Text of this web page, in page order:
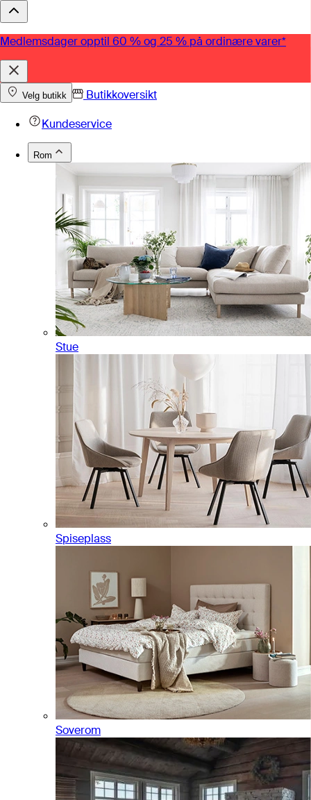
Medlemsdager opptil 60 % og 25 % på ordinære varer*
Velg butikk
Butikkoversikt
Kundeservice
Rom
Stue
Spiseplass
Soverom